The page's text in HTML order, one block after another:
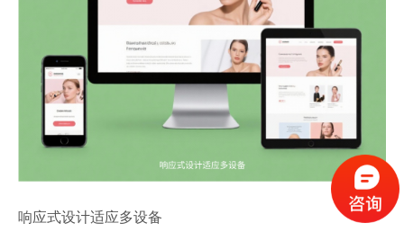
响应式设计适应多设备